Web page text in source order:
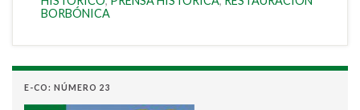
BORBÓNICA
E-CO: NÚMERO 23